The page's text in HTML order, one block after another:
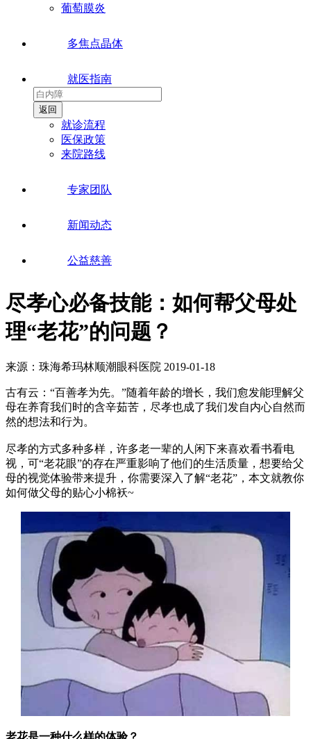
葡萄膜炎
多焦点晶体
就医指南
就诊流程
医保政策
来院路线
专家团队
新闻动态
公益慈善
尽孝心必备技能：如何帮父母处
理“老花”的问题？
来源：珠海希玛林顺潮眼科医院 2019-01-18
古有云：“百善孝为先。”随着年龄的增长，我们愈发能理解父
母在养育我们时的含辛茹苦，尽孝也成了我们发自内心自然而
然的想法和行为。
尽孝的方式多种多样，许多老一辈的人闲下来喜欢看书看电
视，可“老花眼”的存在严重影响了他们的生活质量，想要给父
母的视觉体验带来提升，你需要深入了解“老花”，本文就教你
如何做父母的贴心小棉袄~
老花是一种什么样的体验？